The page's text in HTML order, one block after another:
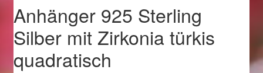
Ostergeschenke finden für Ostern 2015
Ostergeschenke finden für Ostern 2016
Anhänger 925 Sterling
Silber mit Zirkonia türkis
quadratisch